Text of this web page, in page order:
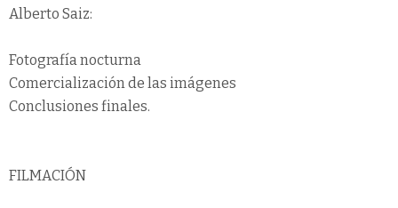
Alberto Saiz:
Fotografía nocturna
Comercialización de las imágenes
Conclusiones finales.
FILMACIÓN